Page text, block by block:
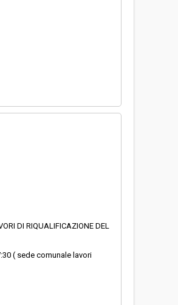
DI RIQUALIFICAZIONE DEL
( sede comunale lavori